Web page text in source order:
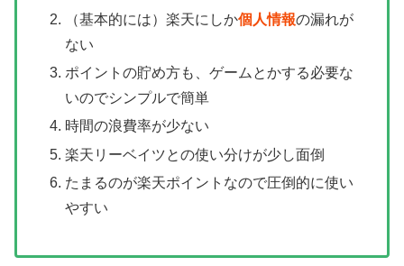
（基本的には）楽天にしか個人情報の漏れが
ない
ポイントの貯め方も、ゲームとかする必要な
いのでシンプルで簡単
時間の浪費率が少ない
楽天リーベイツとの使い分けが少し面倒
たまるのが楽天ポイントなので圧倒的に使い
やすい